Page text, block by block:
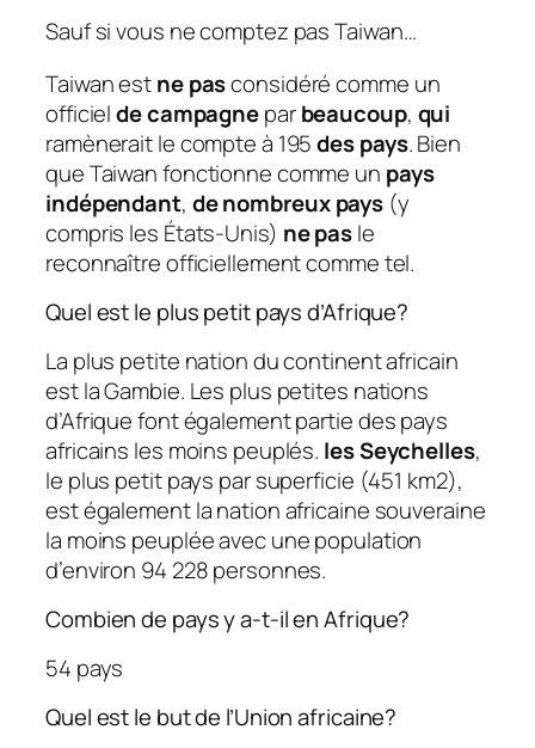
Sauf si vous ne comptez pas Taiwan…
Taiwan estne pasconsidéré comme un
officielde campagneparbeaucoup, qui
ramènerait le compte à 195des pays. Bien
que Taiwan fonctionne comme un pays
indépendant, de nombreux pays (y
compris les États-Unis) ne pasle
reconnaître officiellement comme tel.
Quel est le plus petit pays d’Afrique?
La plus petite nation du continent africain
est la Gambie. Les plus petites nations
d’Afrique font également partie des pays
africains les moins peuplés. les Seychelles,
le plus petit pays par superficie (451 km2),
est également la nation africaine souveraine
la moins peuplée avec une population
d’environ 94 228 personnes.
Combien de pays y a-t-il en Afrique?
54 pays
Quel est le but de l’Union africaine?